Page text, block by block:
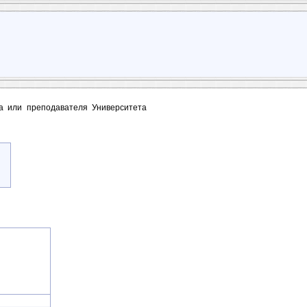
или преподавателя Университета